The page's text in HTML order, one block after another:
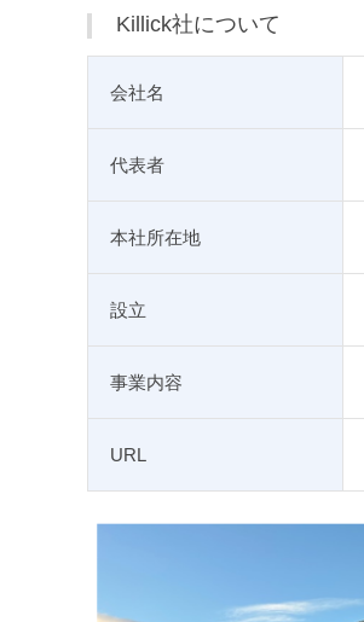
Killick社について
会社名
代表者
本社所在地
設立
事業内容
URL